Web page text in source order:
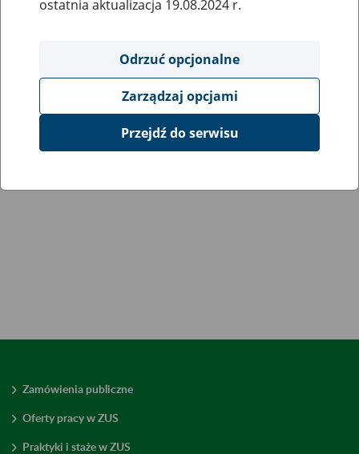
Zamówienia publiczne
Oferty pracy w ZUS
Praktyki i staże w ZUS
ostatnia aktualizacja 19.08.2024 r.
Odrzuć opcjonalne
Zarządzaj opcjami
Przejdź do serwisu